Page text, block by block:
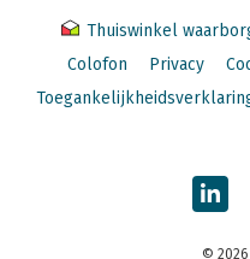
Thuiswinkel
Colofon
Privacy
© 2026